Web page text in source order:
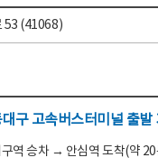
53 (41068)
구 고속버스터미널 출발
역 승차 → 안심역 도착(약